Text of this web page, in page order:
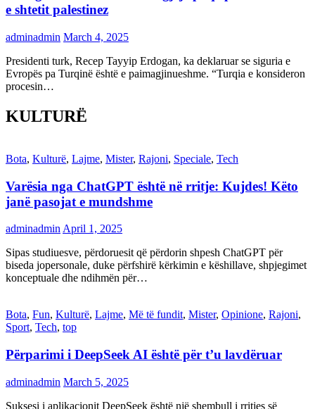
e shtetit palestinez
adminadmin March 4, 2025
Presidenti turk, Recep Tayyip Erdogan, ka deklaruar se siguria e
Evropës pa Turqinë është e paimagjinueshme. “Turqia e konsideron
procesin…
KULTURË
Bota, Kulturë, Lajme, Mister, Rajoni, Speciale, Tech
Varësia nga ChatGPT është në rritje: Kujdes! Këto
janë pasojat e mundshme
adminadmin April 1, 2025
Sipas studiuesve, përdoruesit që përdorin shpesh ChatGPT për
biseda jopersonale, duke përfshirë kërkimin e këshillave, shpjegimet
konceptuale dhe ndihmën për…
Bota, Fun, Kulturë, Lajme, Më të fundit, Mister, Opinione, Rajoni,
Sport, Tech, top
Përparimi i DeepSeek AI është për t’u lavdëruar
adminadmin March 5, 2025
Suksesi i aplikacionit DeepSeek është një shembull i rritjes së